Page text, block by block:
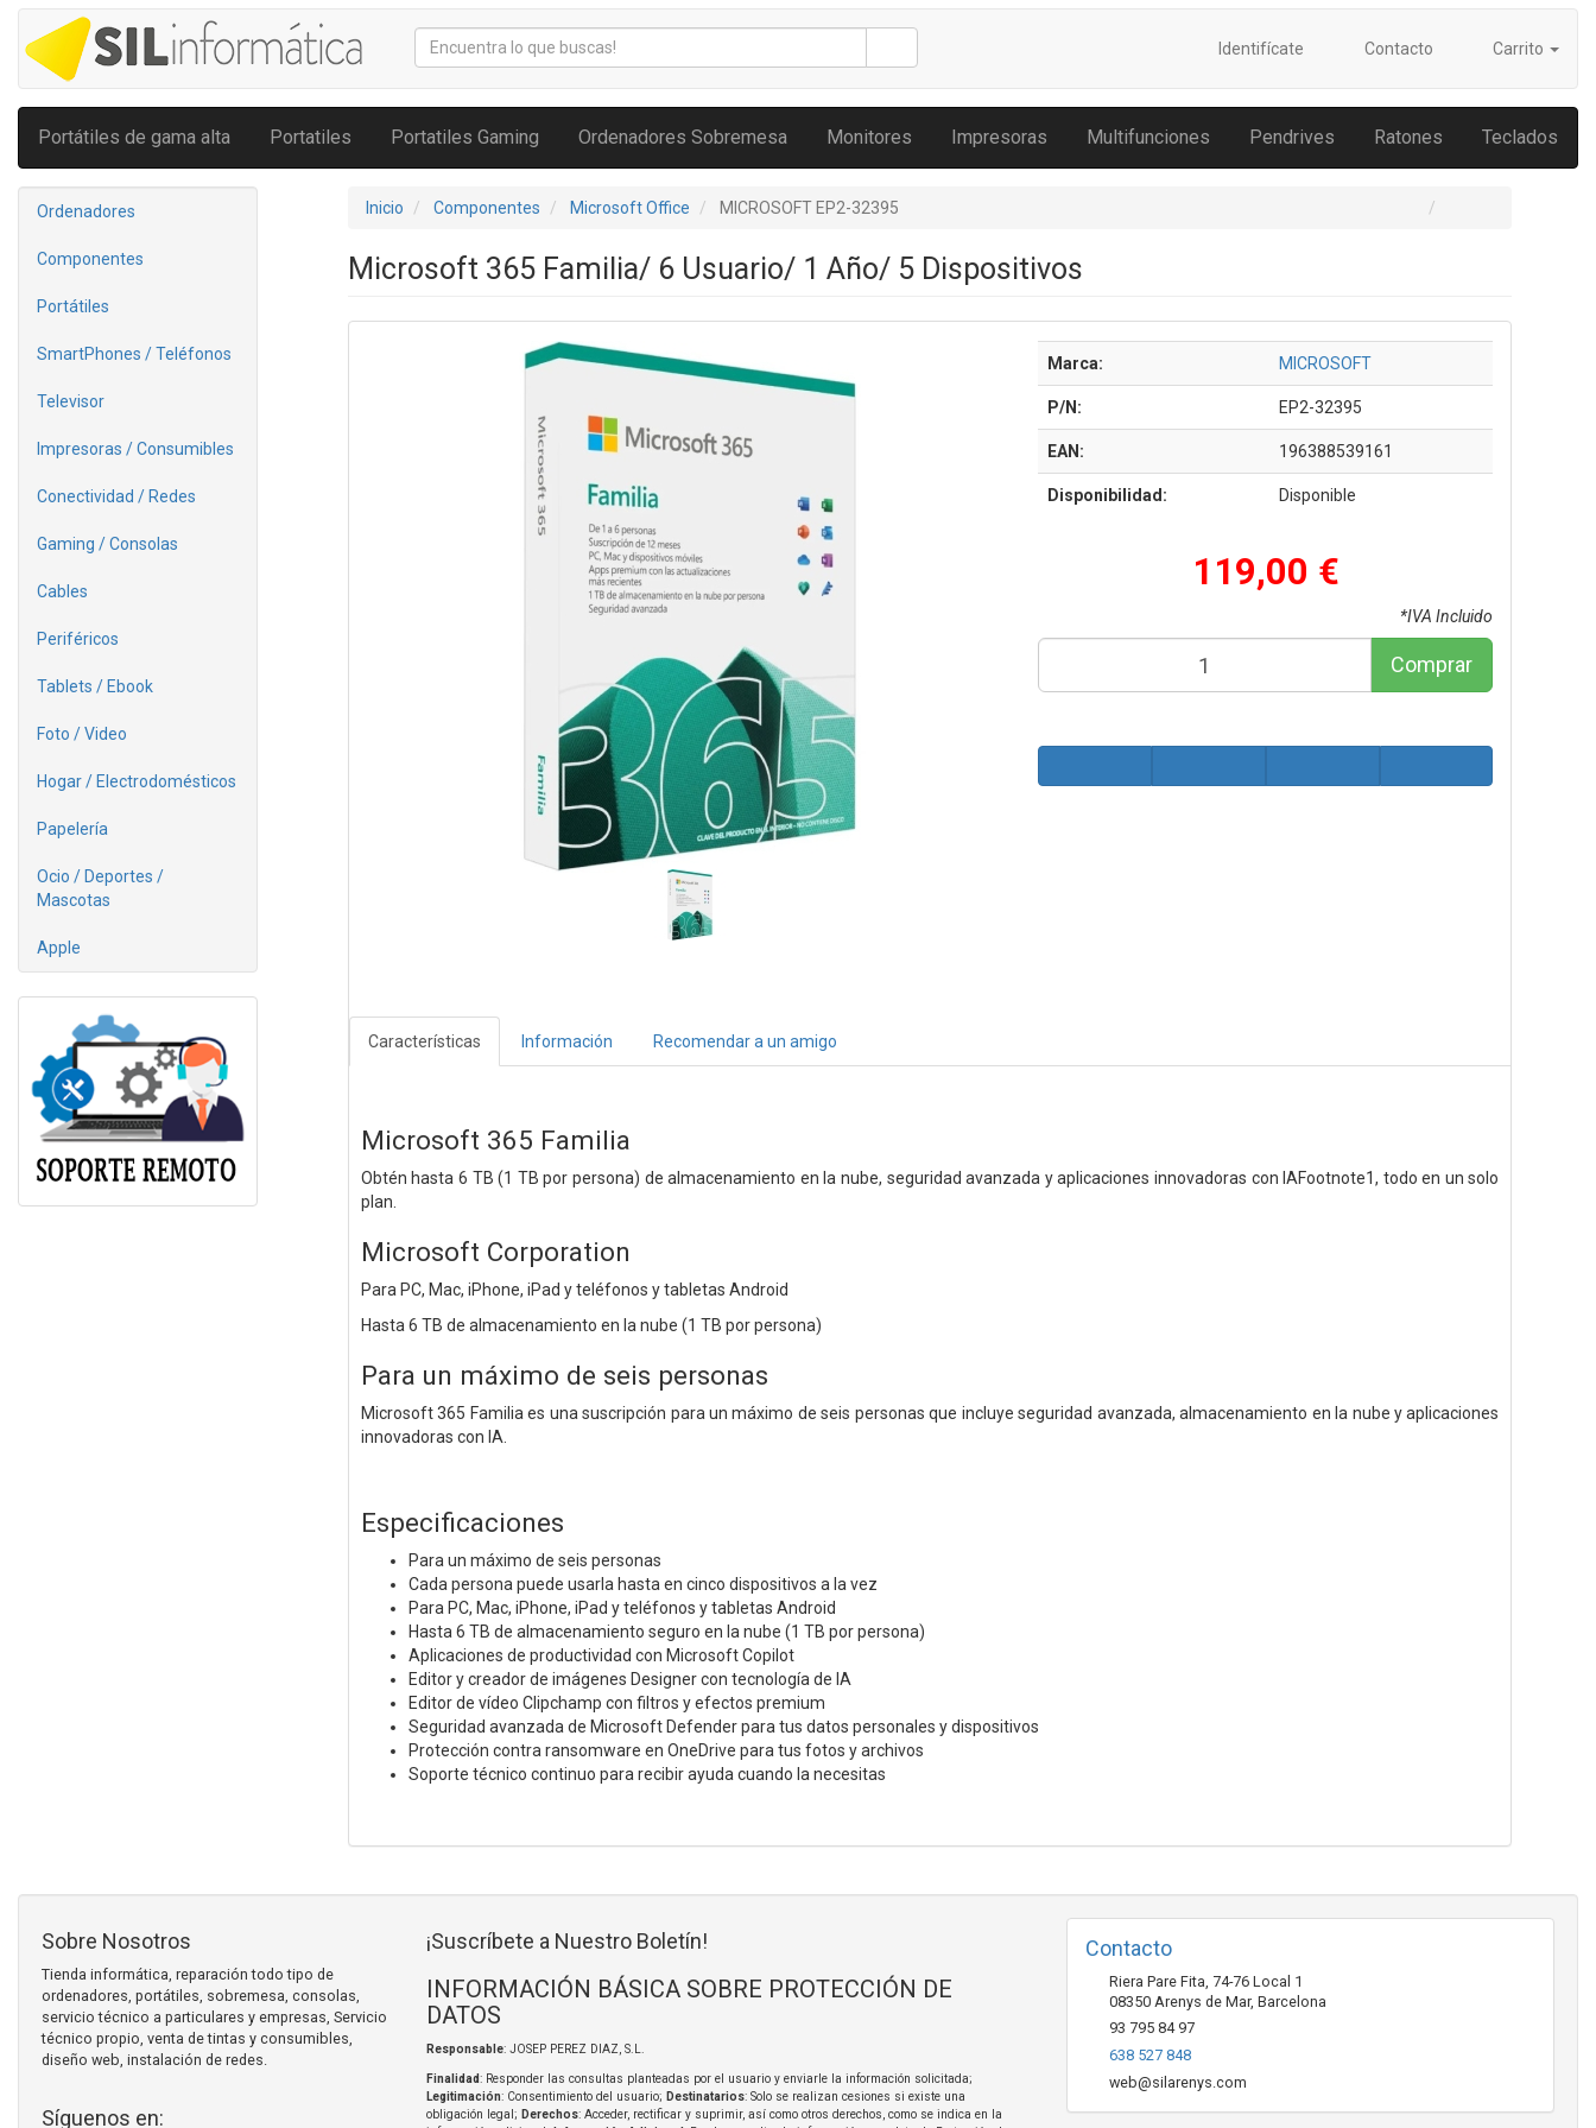
Identifícate Contacto Carrito
Portátiles de gama alta Portatiles Portatiles Gaming Ordenadores Sobremesa Monitores Impresoras Multifunciones Pendrives Ratones Teclados
Ordenadores
Componentes
Portátiles
SmartPhones / Teléfonos
Televisor
Impresoras / Consumibles
Conectividad / Redes
Gaming / Consolas
Cables
Periféricos
Tablets / Ebook
Foto / Video
Hogar / Electrodomésticos
Papelería
Ocio / Deportes /
Mascotas
Apple
Inicio Componentes Microsoft Office MICROSOFT EP2-32395
Microsoft 365 Familia/ 6 Usuario/ 1 Año/ 5 Dispositivos
Marca: MICROSOFT
P/N: EP2-32395
EAN: 196388539161
Disponibilidad: Disponible
119,00 €
*IVA Incluido
Comprar
Características Información Recomendar a un amigo
Microsoft 365 Familia
Obtén hasta 6 TB (1 TB por persona) de almacenamiento en la nube, seguridad avanzada y aplicaciones innovadoras con IAFootnote1, todo en un solo
plan.
Microsoft Corporation
Para PC, Mac, iPhone, iPad y teléfonos y tabletas Android
Hasta 6 TB de almacenamiento en la nube (1 TB por persona)
Para un máximo de seis personas
Microsoft 365 Familia es una suscripción para un máximo de seis personas que incluye seguridad avanzada, almacenamiento en la nube y aplicaciones
innovadoras con IA.
Especificaciones
Para un máximo de seis personas
Cada persona puede usarla hasta en cinco dispositivos a la vez
Para PC, Mac, iPhone, iPad y teléfonos y tabletas Android
Hasta 6 TB de almacenamiento seguro en la nube (1 TB por persona)
Aplicaciones de productividad con Microsoft Copilot
Editor y creador de imágenes Designer con tecnología de IA
Editor de vídeo Clipchamp con filtros y efectos premium
Seguridad avanzada de Microsoft Defender para tus datos personales y dispositivos
Protección contra ransomware en OneDrive para tus fotos y archivos
Soporte técnico continuo para recibir ayuda cuando la necesitas
Sobre Nosotros
Tienda informática, reparación todo tipo de
ordenadores, portátiles, sobremesa, consolas,
servicio técnico a particulares y empresas, Servicio
técnico propio, venta de tintas y consumibles,
diseño web, instalación de redes.
Síguenos en:
¡Suscríbete a Nuestro Boletín!
INFORMACIÓN BÁSICA SOBRE PROTECCIÓN DE
DATOS
Responsable: JOSEP PEREZ DIAZ, S.L.
Finalidad: Responder las consultas planteadas por el usuario y enviarle la información solicitada;
Legitimación: Consentimiento del usuario; Destinatarios: Solo se realizan cesiones si existe una
obligación legal; Derechos: Acceder, rectificar y suprimir, así como otros derechos, como se indica en la
Contacto
Riera Pare Fita, 74-76 Local 1
08350 Arenys de Mar, Barcelona
93 795 84 97
638 527 848
web@silarenys.com